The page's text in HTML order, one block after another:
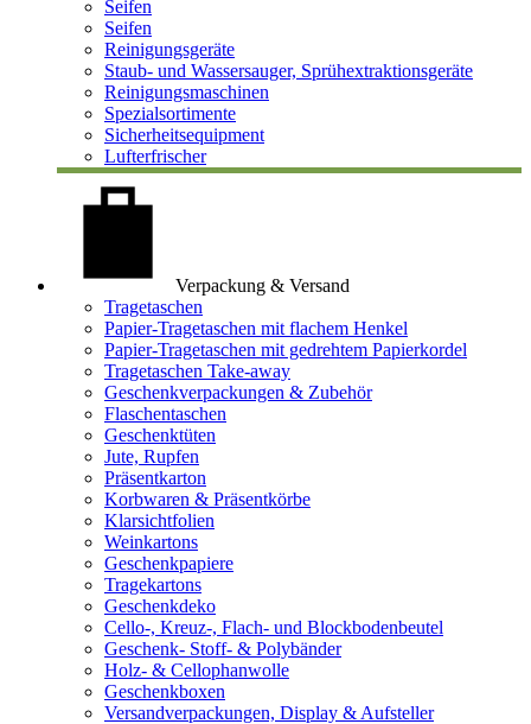
Seifen
Seifen
Reinigungsgeräte
Staub- und Wassersauger, Sprühextraktionsgeräte
Reinigungsmaschinen
Spezialsortimente
Sicherheitsequipment
Lufterfrischer
Verpackung & Versand
Tragetaschen
Papier-Tragetaschen mit flachem Henkel
Papier-Tragetaschen mit gedrehtem Papierkordel
Tragetaschen Take-away
Geschenkverpackungen & Zubehör
Flaschentaschen
Geschenktüten
Jute, Rupfen
Präsentkarton
Korbwaren & Präsentkörbe
Klarsichtfolien
Weinkartons
Geschenkpapiere
Tragekartons
Geschenkdeko
Cello-, Kreuz-, Flach- und Blockbodenbeutel
Geschenk- Stoff- & Polybänder
Holz- & Cellophanwolle
Geschenkboxen
Versandverpackungen, Display & Aufsteller